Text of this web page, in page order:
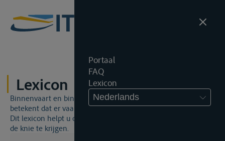
Portaal
FAQ
Lexicon
Nederlands
Lexicon
Binnenvaart en binnenvaartrecht is een unieke wereld. Dat
betekent dat er vaak een specifiek vakjargon gebruikt wordt.
Dit lexicon helpt u om een aantal broodnodige termen onder
de knie te krijgen.